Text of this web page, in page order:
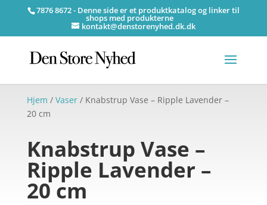
7876 8672 - Denne side er et produktkatalog og linker til
shops med produkterne
kontakt@denstorenyhed.dk.dk
Hjem / Vaser/ Knabstrup Vase – Ripple Lavender –
20 cm
Knabstrup Vase –
Ripple Lavender –
20 cm